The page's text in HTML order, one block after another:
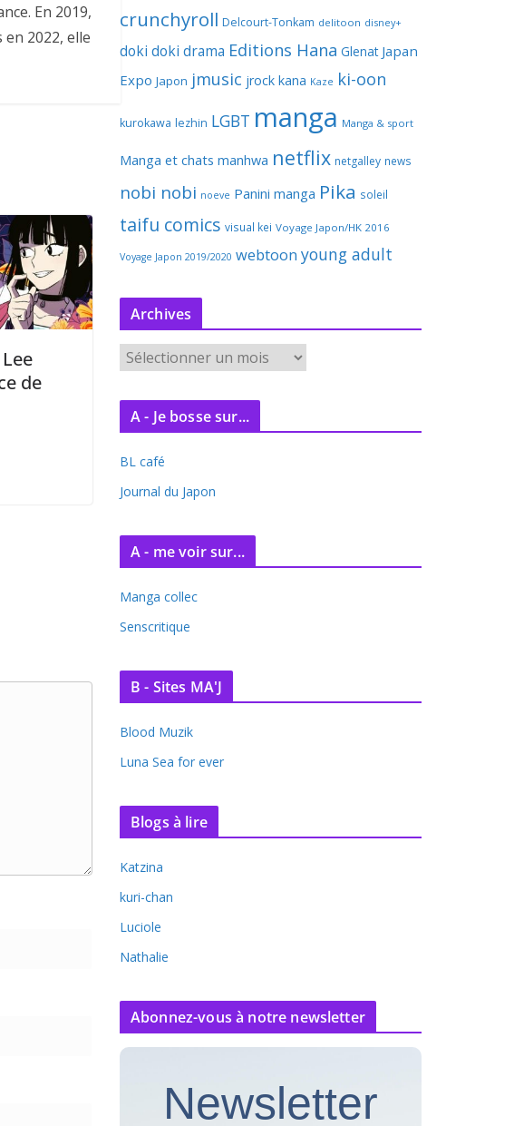
En 2019,
2022, elle
de
crunchyroll Delcourt-Tonkam delitoon disney+
doki doki drama Editions Hana Glenat Japan
Expo Japon jmusic jrock kana Kaze ki-oon
kurokawa lezhin LGBT manga Manga & sport
Manga et chats manhwa netflix netgalley news
nobi nobi noeve Panini manga Pika soleil
taifu comics visual kei Voyage Japon/HK 2016
Voyage Japon 2019/2020 webtoon young adult
Archives
r
c
v
e
A - Je bosse sur...
BL café
Journal du Japon
A - me voir sur...
Manga collec
Senscritique
B - Sites MA'J
Blood Muzik
Luna Sea for ever
Blogs à lire
Katzina
kuri-chan
Luciole
Nathalie
Abonnez-vous à notre newsletter
Newsletter